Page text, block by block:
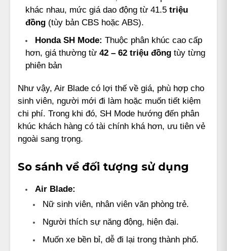
khác nhau, mức giá dao động từ 41.5 triệu
đồng (tùy bản CBS hoặc ABS).
Honda SH Mode: Thuộc phân khúc cao cấp
hơn, giá thường từ 42 – 62 triệu đồng tùy từng
phiên bản
Như vậy, Air Blade có lợi thế về giá, phù hợp cho
sinh viên, người mới đi làm hoặc muốn tiết kiệm
chi phí. Trong khi đó, SH Mode hướng đến phân
khúc khách hàng có tài chính khá hơn, ưu tiên vẻ
ngoài sang trọng.
So sánh về đối tượng sử dụng
Air Blade:
Nữ sinh viên, nhân viên văn phòng trẻ.
Người thích sự năng động, hiện đại.
Muốn xe bền bỉ, dễ đi lại trong thành phố.